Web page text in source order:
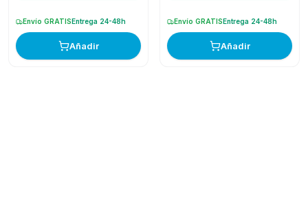
Envío GRATIS Entrega 24-48h
Añadir
Envío GRATIS Entrega 24-48h
Añadir